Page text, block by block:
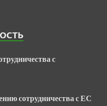
с
сотрудничества с ЕС